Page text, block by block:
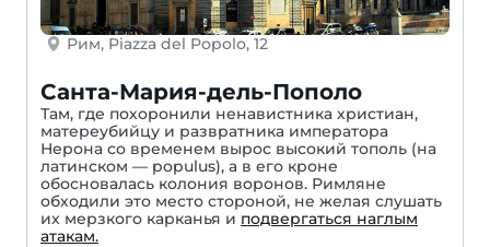
Рим, Piazza del Popolo, 12
Санта-Мария-дель-Пополо
Там, где похоронили ненавистника христиан,
матереубийцу и развратника императора
Нерона со временем вырос высокий тополь (на
латинском — populus), а в его кроне
обосновалась колония воронов. Римляне
обходили это место стороной, не желая слушать
их мерзкого карканья и подвергаться наглым
атакам.